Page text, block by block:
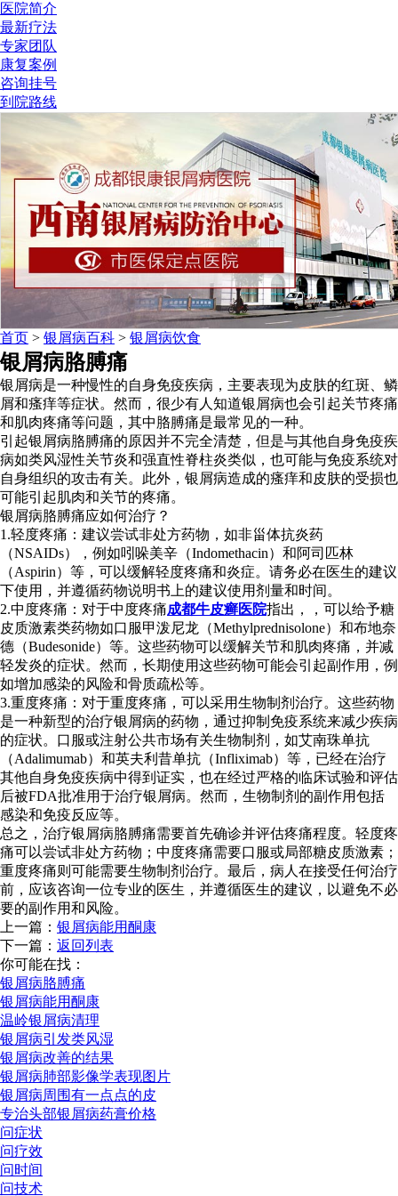
医院简介
最新疗法
专家团队
康复案例
咨询挂号
到院路线
首页 > 银屑病百科 > 银屑病饮食
银屑病胳膊痛
银屑病是一种慢性的自身免疫疾病，主要表现为皮肤的红斑、鳞
屑和瘙痒等症状。然而，很少有人知道银屑病也会引起关节疼痛
和肌肉疼痛等问题，其中胳膊痛是最常见的一种。
引起银屑病胳膊痛的原因并不完全清楚，但是与其他自身免疫疾
病如类风湿性关节炎和强直性脊柱炎类似，也可能与免疫系统对
自身组织的攻击有关。此外，银屑病造成的瘙痒和皮肤的受损也
可能引起肌肉和关节的疼痛。
银屑病胳膊痛应如何治疗？
1.轻度疼痛：建议尝试非处方药物，如非甾体抗炎药
（NSAIDs），例如吲哚美辛（Indomethacin）和阿司匹林
（Aspirin）等，可以缓解轻度疼痛和炎症。请务必在医生的建议
下使用，并遵循药物说明书上的建议使用剂量和时间。
2.中度疼痛：对于中度疼痛成都牛皮癣医院指出，，可以给予糖
皮质激素类药物如口服甲泼尼龙（Methylprednisolone）和布地奈
德（Budesonide）等。这些药物可以缓解关节和肌肉疼痛，并减
轻发炎的症状。然而，长期使用这些药物可能会引起副作用，例
如增加感染的风险和骨质疏松等。
3.重度疼痛：对于重度疼痛，可以采用生物制剂治疗。这些药物
是一种新型的治疗银屑病的药物，通过抑制免疫系统来减少疾病
的症状。口服或注射公共市场有关生物制剂，如艾南珠单抗
（Adalimumab）和英夫利昔单抗（Infliximab）等，已经在治疗
其他自身免疫疾病中得到证实，也在经过严格的临床试验和评估
后被FDA批准用于治疗银屑病。然而，生物制剂的副作用包括
感染和免疫反应等。
总之，治疗银屑病胳膊痛需要首先确诊并评估疼痛程度。轻度疼
痛可以尝试非处方药物；中度疼痛需要口服或局部糖皮质激素；
重度疼痛则可能需要生物制剂治疗。最后，病人在接受任何治疗
前，应该咨询一位专业的医生，并遵循医生的建议，以避免不必
要的副作用和风险。
上一篇： 银屑病能用酮康
下一篇： 返回列表
你可能在找：
银屑病胳膊痛
银屑病能用酮康
温岭银屑病清理
银屑病引发类风湿
银屑病改善的结果
银屑病肺部影像学表现图片
银屑病周围有一点点的皮
专治头部银屑病药膏价格
问症状
问疗效
问时间
问技术